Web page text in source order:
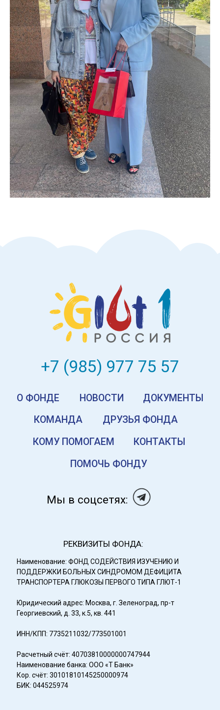
+7 (985) 977 75 57
О ФОНДЕ НОВОСТИ ДОКУМЕНТЫ
КОМУ ПОМОГАЕМ
КОМАНДА ДРУЗЬЯ ФОНДА
ПОМОЧЬ ФОНДУ
Мы в соцсетях:
КОНТАКТЫ
РЕКВИЗИТЫ ФОНДА:
Наименование: ФОНД СОДЕЙСТВИЯ ИЗУЧЕНИЮ И
ПОДДЕРЖКИ БОЛЬНЫХ СИНДРОМОМ ДЕФИЦИТА
ТРАНСПОРТЕРА ГЛЮКОЗЫ ПЕРВОГО ТИПА ГЛЮТ-1
Юридический адрес: Москва, г. Зеленоград, пр-т
Наименование банка: ООО «Т Банк»
Кор. счёт: 30101810145250000974